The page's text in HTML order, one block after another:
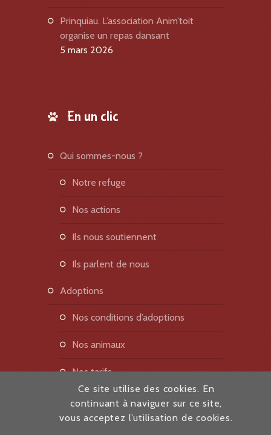
Prinquiau. L’association Anim’toit
organise un repas dansant
5 mars 2026
En un clic
qui sommes-nous ?
notre refuge
nos actions
ils nous soutiennent
ils parlent de nous
adoptions
nos conditions d’adoptions
nos animaux
nos tarifs
actualités
Ce site utilise des cookies. En
continuant à naviguer sur ce site,
vous acceptez l’utilisation de cookies.